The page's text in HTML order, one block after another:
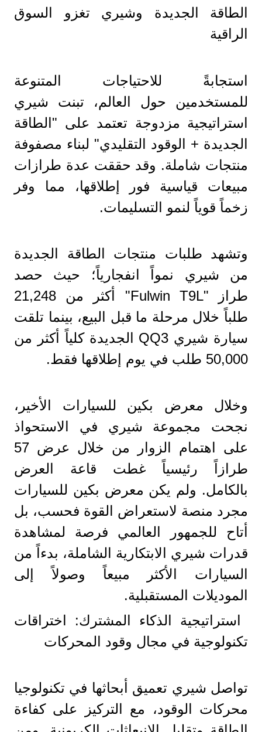
الطاقة الجديدة وشيري تغزو السوق
الراقية
استجابةً للاحتياجات المتنوعة
للمستخدمين حول العالم، تبنت شيري
استراتيجية مزدوجة تعتمد على "الطاقة
الجديدة + الوقود التقليدي" لبناء مصفوفة
منتجات شاملة. وقد حققت عدة طرازات
مبيعات قياسية فور إطلاقها، مما وفر
زخماً قوياً لنمو التسليمات.
وتشهد طلبات منتجات الطاقة الجديدة
من شيري نمواً انفجارياً؛ حيث حصد
طراز "Fulwin T9L" أكثر من 21,248
طلباً خلال مرحلة ما قبل البيع، بينما تلقت
سيارة شيري QQ3 الجديدة كلياً أكثر من
50,000 طلب في يوم إطلاقها فقط.
وخلال معرض بكين للسيارات الأخير،
نجحت مجموعة شيري في الاستحواذ
على اهتمام الزوار من خلال عرض 57
طرازاً رئيسياً غطت قاعة العرض
بالكامل. ولم يكن معرض بكين للسيارات
مجرد منصة لاستعراض القوة فحسب، بل
أتاح للجمهور العالمي فرصة لمشاهدة
قدرات شيري الابتكارية الشاملة، بدءاً من
السيارات الأكثر مبيعاً وصولاً إلى
الموديلات المستقبلية.
استراتيجية الذكاء المشترك: اختراقات
تكنولوجية في مجال وقود المحركات
تواصل شيري تعميق أبحاثها في تكنولوجيا
محركات الوقود، مع التركيز على كفاءة